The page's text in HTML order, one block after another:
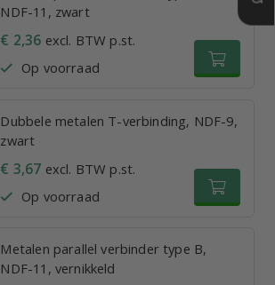
NDF-11, zwart
€ 2,36 excl. BTW p.st.
Op voorraad
Dubbele metalen T-verbinding, NDF-9,
zwart
€ 3,67 excl. BTW p.st.
Op voorraad
Metalen parallel verbinder type B,
NDF-11, vernikkeld